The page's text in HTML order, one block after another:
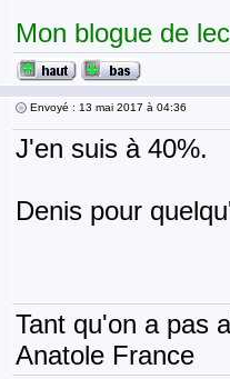
Mon blogue de
Envoyé : 13 mai 2017 à 04:36
J'en suis à 40%.
Denis pour
Tant qu'on a pas
Anatole France